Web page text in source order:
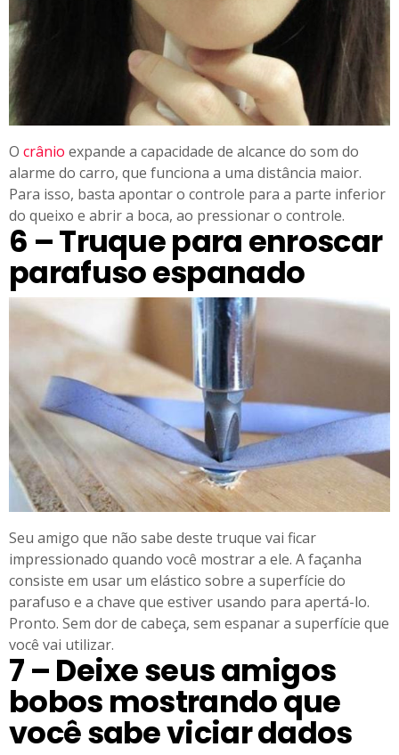
O crânio expande a capacidade de alcance do som do
alarme do carro, que funciona a uma distância maior.
Para isso, basta apontar o controle para a parte inferior
do queixo e abrir a boca, ao pressionar o controle.
6 – Truque para enroscar
parafuso espanado
Seu amigo que não sabe deste truque vai ficar
impressionado quando você mostrar a ele. A façanha
consiste em usar um elástico sobre a superfície do
parafuso e a chave que estiver usando para apertá-lo.
Pronto. Sem dor de cabeça, sem espanar a superfície que
você vai utilizar.
7 – Deixe seus amigos
bobos mostrando que
você sabe viciar dados